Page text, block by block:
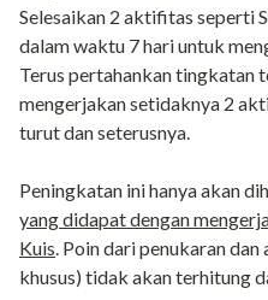
Selesaikan 2 aktifitas seperti
dalam waktu 7 hari untuk
Terus pertahankan tingkatan
mengerjakan setidaknya 2
turut dan seterusnya.
Peningkatan ini hanya akan
yang didapat dengan
Kuis. Poin dari penukaran
khusus) tidak akan terhitung